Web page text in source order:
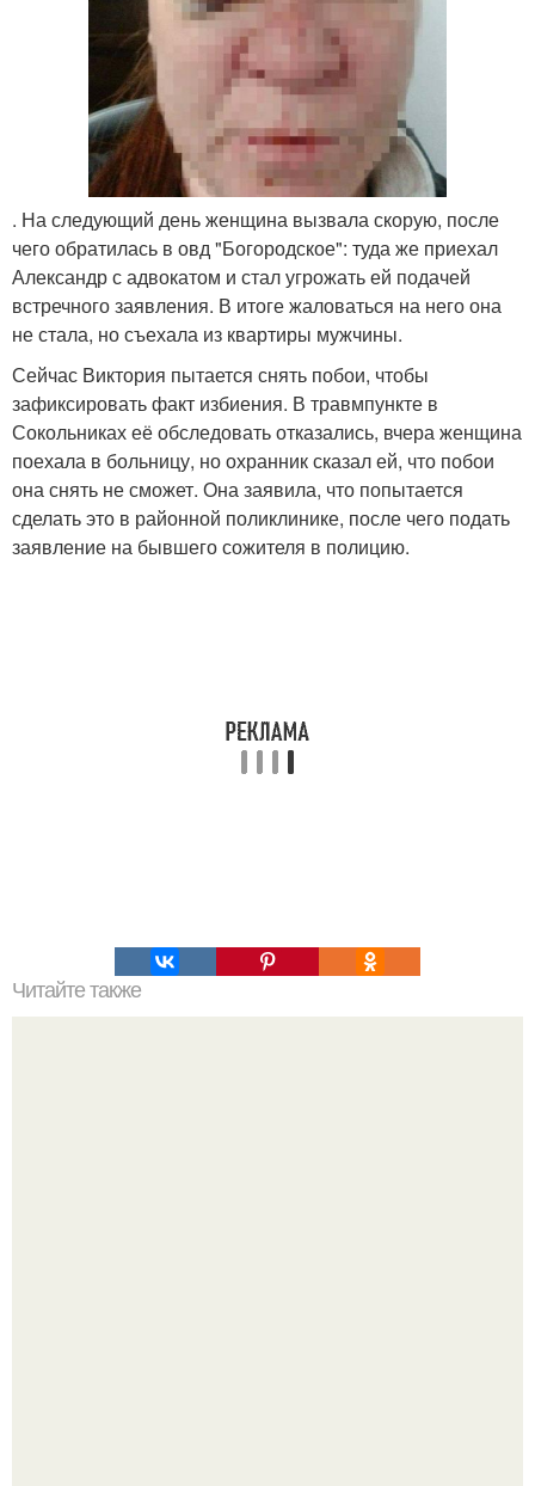
. На следующий день женщина вызвала скорую, после
чего обратилась в овд "Богородское": туда же приехал
Александр с адвокатом и стал угрожать ей подачей
встречного заявления. В итоге жаловаться на него она
не стала, но съехала из квартиры мужчины.
Сейчас Виктория пытается снять побои, чтобы
зафиксировать факт избиения. В травмпункте в
Сокольниках её обследовать отказались, вчера женщина
поехала в больницу, но охранник сказал ей, что побои
она снять не сможет. Она заявила, что попытается
сделать это в районной поликлинике, после чего подать
заявление на бывшего сожителя в полицию.
Читайте также